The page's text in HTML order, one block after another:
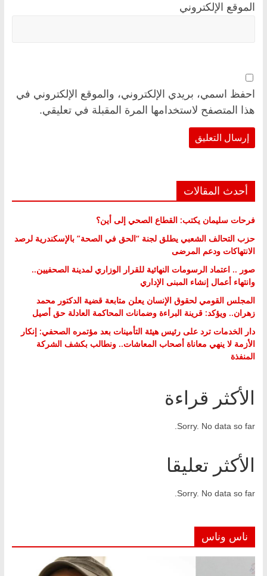
الموقع الإلكتروني
احفظ اسمي، بريدي الإلكتروني، والموقع الإلكتروني في
هذا المتصفح لاستخدامها المرة المقبلة في تعليقي.
أحدث المقالات
فرحات سليمان يكتب: القطاع الصحي إلى أين؟
حزب التحالف الشعبي يطلق لجنة “الحق في الصحة” بالإسكندرية لرصد
الانتهاكات ودعم المرضى
صور .. اعتماد الرسومات النهائية للقرار الوزاري لمدينة الصحفيين..
وانتهاء أعمال إنشاء المبنى الإداري
المجلس القومي لحقوق الإنسان يعلن متابعة قضية الدكتور محمد
زهران.. ويؤكد: قرينة البراءة وضمانات المحاكمة العادلة حق أصيل
دار الخدمات ترد على رئيس هيئة التأمينات بعد مؤتمره الصحفي: إنكار
الأزمة لا ينهي معاناة أصحاب المعاشات.. ونطالب بكشف الشركة
المنفذة
الأكثر قراءة
Sorry. No data so far.
الأكثر تعليقا
Sorry. No data so far.
ناس وناس